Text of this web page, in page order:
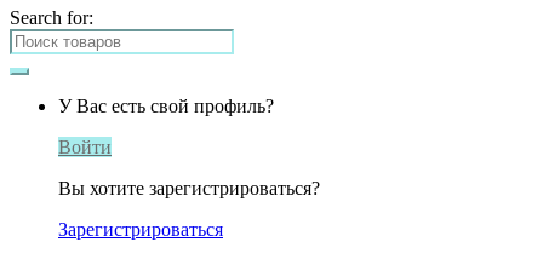
Search for:
У Вас есть свой профиль?
Войти
Вы хотите зарегистрироваться?
Зарегистрироваться